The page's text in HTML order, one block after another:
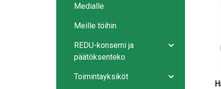
Medialle
Meille töihin
Avaa/sulje
REDU-konserni ja
päätöksenteko
Avaa/sulje
Toimintayksiköt